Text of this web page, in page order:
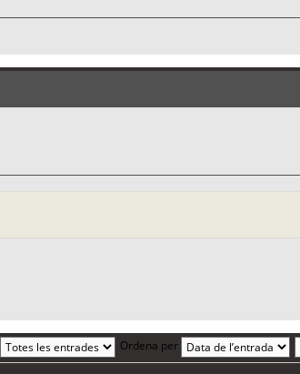
Ordena per